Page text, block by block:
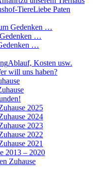
TiereLiebe Paten
Gedenken …
…
…
Ablauf, Kosten usw.
will uns haben?
2025
2024
2023
2022
2021
– 2020
Zuhause